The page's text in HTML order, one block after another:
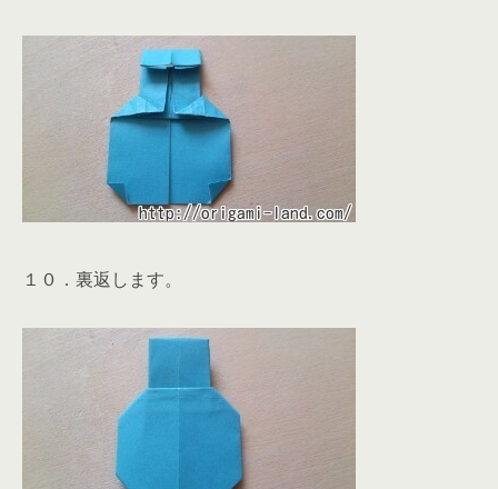
１０．裏返します。